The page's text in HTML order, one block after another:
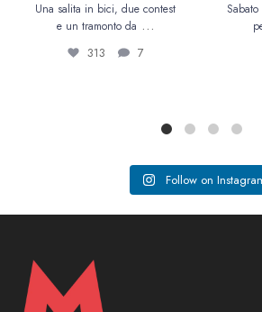
Una salita in bici, due contest
e un tramonto da ...
313 7
Follow on